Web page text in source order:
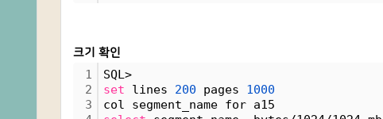
크기 확인
1
2
3
SQL>
set lines 200 pages 1000
col segment_name for a15